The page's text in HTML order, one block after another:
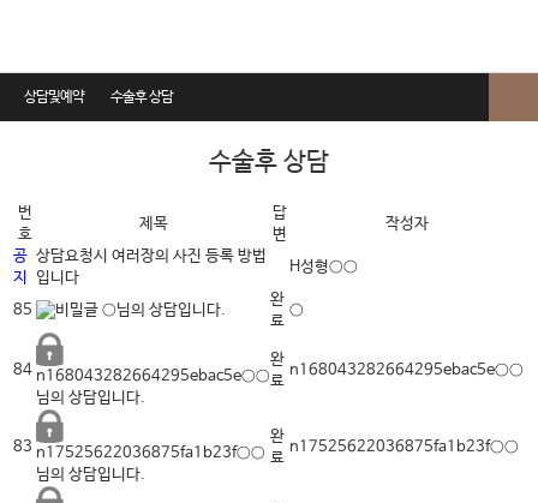
상담및예약 수술후 상담
수술후 상담
번
호
제목
답
변
작성자
공
지
상담요청시 여러장의 사진 등록 방법
입니다
H성형○○
85 ○님의 상담입니다.
완
료
○
84 n168043282664295ebac5e○○
님의 상담입니다.
완
료
n168043282664295ebac5e○○
83 n17525622036875fa1b23f○○
님의 상담입니다.
완
료
n17525622036875fa1b23f○○